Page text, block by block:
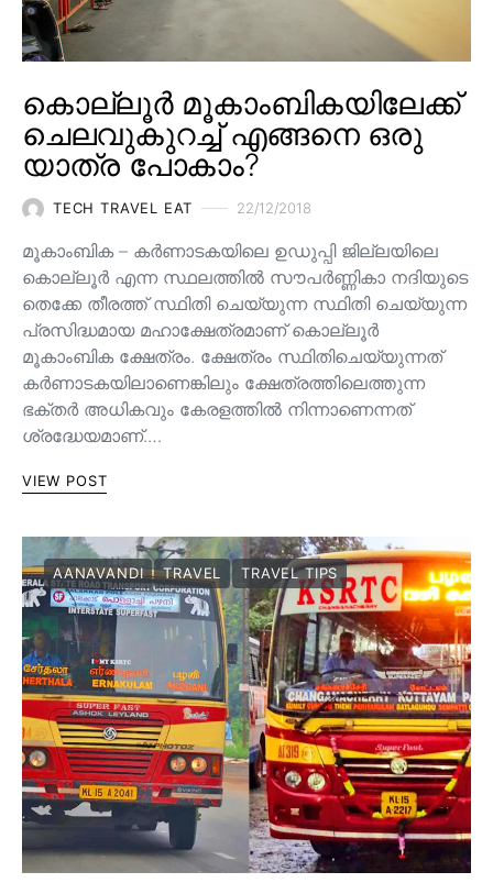
കൊല്ലൂർ മൂകാംബികയിലേക്ക്
ചെലവുകുറച്ച് എങ്ങനെ ഒരു
യാത്ര പോകാം?
TECH TRAVEL EAT 22/12/2018
മൂകാംബിക – കർണാടകയിലെ ഉഡുപ്പി ജില്ലയിലെ
കൊല്ലൂർ എന്ന സ്ഥലത്തിൽ സൗപർണ്ണികാ നദിയുടെ
തെക്കേ തീരത്ത്‌ സ്ഥിതി ചെയ്യുന്ന സ്ഥിതി ചെയ്യുന്ന
പ്രസിദ്ധമായ മഹാക്ഷേത്രമാണ് കൊല്ലൂർ
മൂകാംബിക ക്ഷേത്രം. ക്ഷേത്രം സ്ഥിതിചെയ്യുന്നത്
കർണാടകയിലാണെങ്കിലും ക്ഷേത്രത്തിലെത്തുന്ന
ഭക്തർ അധികവും കേരളത്തിൽ നിന്നാണെന്നത്
ശ്രദ്ധേയമാണ്.…
VIEW POST
AANAVANDI TRAVEL TRAVEL TIPS